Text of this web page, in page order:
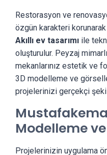
Restorasyon ve
özgün karakteri
Akıllı ev tasarımı ile
oluşturulur. Peyzaj
mekanlarınız estetik ve
3D modelleme ve
projelerinizi gerçekçi
Modelleme
Projelerinizin uygulama